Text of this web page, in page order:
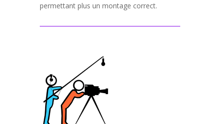
permettant plus un montage correct.